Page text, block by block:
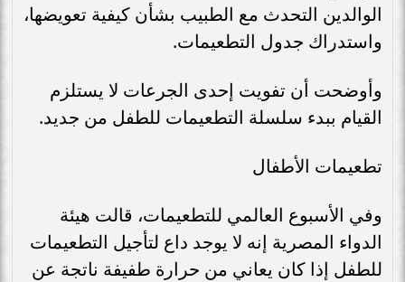
الوالدين التحدث مع الطبيب بشأن كيفية تعويضها،
واستدراك جدول التطعيمات.​
وأوضحت أن تفويت إحدى الجرعات لا يستلزم
القيام ببدء سلسلة التطعيمات للطفل من جديد.​
تطعيمات الأطفال
وفي الأسبوع العالمي للتطعيمات، قالت هيئة
الدواء المصرية إنه لا يوجد داع لتأجيل التطعيمات
للطفل إذا كان يعاني من حرارة طفيفة ناتجة عن